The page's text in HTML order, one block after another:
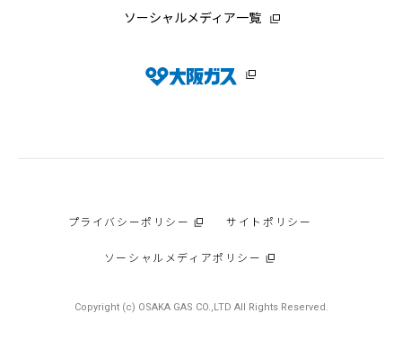
ソーシャルメディア一覧
プライバシーポリシー サイトポリシー
ソーシャルメディアポリシー
Copyright (c) OSAKA GAS CO.,LTD All Rights Reserved.